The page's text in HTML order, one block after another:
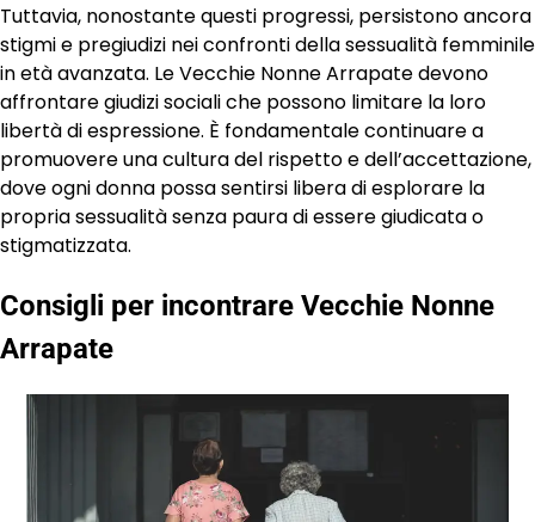
Tuttavia, nonostante questi progressi, persistono ancora
stigmi e pregiudizi nei confronti della sessualità femminile
in età avanzata. Le Vecchie Nonne Arrapate devono
affrontare giudizi sociali che possono limitare la loro
libertà di espressione. È fondamentale continuare a
promuovere una cultura del rispetto e dell’accettazione,
dove ogni donna possa sentirsi libera di esplorare la
propria sessualità senza paura di essere giudicata o
stigmatizzata.
Consigli per incontrare Vecchie Nonne
Arrapate